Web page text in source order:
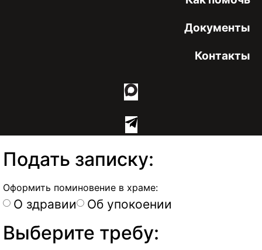
Документы
Контакты
Подать записку:
Оформить поминовение в храме:
О здравии Об упокоении
Выберите требу: